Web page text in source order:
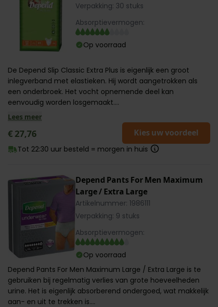
Verpakking: 30 stuks
Absorptievermogen:
Op voorraad
De Depend Slip Classic Extra Plus is eigenlijk een groot
inlegverband met elastieken. Hij wordt aangetrokken als
een onderbroek. Het vocht opnemende deel kan
eenvoudig worden losgemaakt....
Lees meer
€ 27,76 Kies uw voordeel
Tot 22:30 uur besteld = morgen in huis
Depend Pants For Men Maximum
Large / Extra Large
Artikelnummer: 1986111
Verpakking: 9 stuks
Absorptievermogen:
Op voorraad
Depend Pants For Men Maximum Large / Extra Large is te
gebruiken bij regelmatig verlies van grote hoeveelheden
urine. Het is eigenlijk absorberend ondergoed, wat makkelijk
aan- en uit te trekken is....